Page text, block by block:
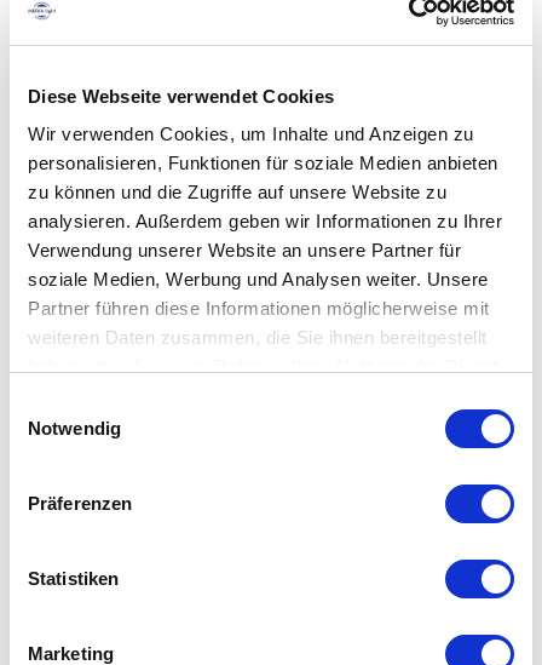
Diese Webseite verwendet Cookies
Wir verwenden Cookies, um Inhalte und Anzeigen zu
personalisieren, Funktionen für soziale Medien anbieten
zu können und die Zugriffe auf unsere Website zu
analysieren. Außerdem geben wir Informationen zu Ihrer
Verwendung unserer Website an unsere Partner für
soziale Medien, Werbung und Analysen weiter. Unsere
Partner führen diese Informationen möglicherweise mit
weiteren Daten zusammen, die Sie ihnen bereitgestellt
Notwendig
Präferenzen
Statistiken
Marketing
können
auf
werden
Hygiene Desinfektionsständer Monolith
159,00€ zzgl. 19% Mwst. In den Warenkorb
Schnellansicht
Hygiene Schutzwand Counter
Ab92,50€ zzgl. 19% Mwst. Ausführung wählenDieses
Produkt
mehrere
Die
Optionen
können
der
Produktseite
werden
Zur Wunschliste hinzufügen
Schnellansicht
209,00